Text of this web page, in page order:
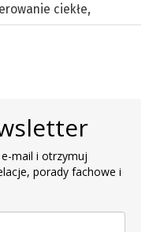
ciekłe,
mail i otrzymuj
porady fachowe i